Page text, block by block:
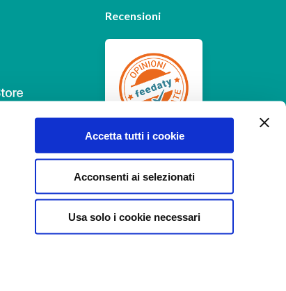
Accetta tutti i cookie
Acconsenti ai selezionati
Usa solo i cookie necessari
Recensioni
Feedaty 4.7 /
feedbacks